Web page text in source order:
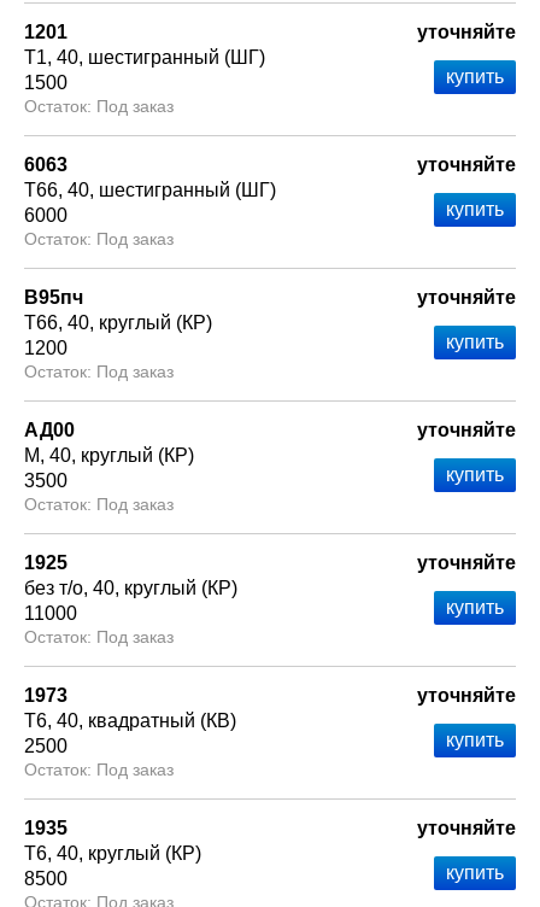
1201
Т1 40 шестигранный (ШГ)
1500
Под заказ
уточняйте
6063
Т66 40 шестигранный (ШГ)
6000
Под заказ
уточняйте
В95пч
Т66 40 круглый (КР)
1200
Под заказ
уточняйте
АД00
М 40 круглый (КР)
3500
Под заказ
уточняйте
1925
без т/о 40 круглый (КР)
11000
Под заказ
уточняйте
1973
Т6 40 квадратный (КВ)
2500
Под заказ
уточняйте
1935
Т6 40 круглый (КР)
8500
Под заказ
уточняйте